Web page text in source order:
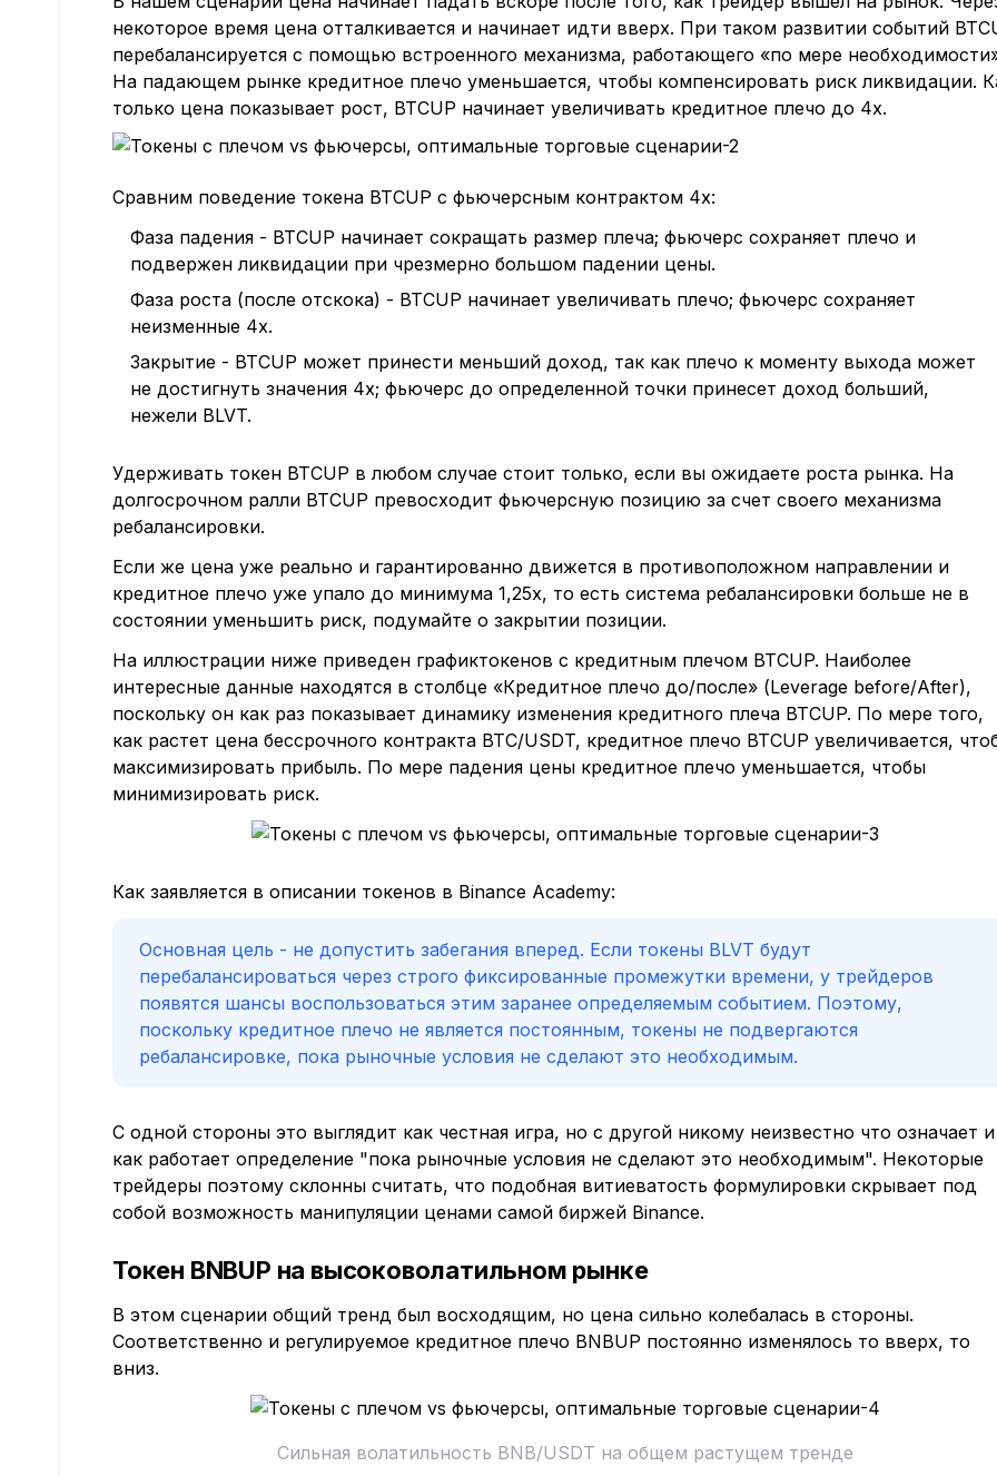
некоторое время цена отталкивается и начинает идти вверх. При таком развитии событий
перебалансируется с помощью встроенного механизма, работающего «по мере
На падающем рынке кредитное плечо уменьшается, чтобы компенсировать риск ликвидации.
только цена показывает рост, BTCUP начинает увеличивать кредитное плечо до 4x.
Сравним поведение токена BTCUP с фьючерсным контрактом 4x:
Фаза падения - BTCUP начинает сокращать размер плеча; фьючерс сохраняет плечо и
подвержен ликвидации при чрезмерно большом падении цены.
Фаза роста (после отскока) - BTCUP начинает увеличивать плечо; фьючерс сохраняет
неизменные 4x.
Закрытие - BTCUP может принести меньший доход, так как плечо к моменту выхода может
не достигнуть значения 4x; фьючерс до определенной точки принесет доход больший,
нежели BLVT.
Удерживать токен BTCUP в любом случае стоит только, если вы ожидаете роста рынка. На
долгосрочном ралли BTCUP превосходит фьючерсную позицию за счет своего механизма
ребалансировки.
Если же цена уже реально и гарантированно движется в противоположном направлении и
кредитное плечо уже упало до минимума 1,25x, то есть система ребалансировки больше не в
состоянии уменьшить риск, подумайте о закрытии позиции.
На иллюстрации ниже приведен графиктокенов с кредитным плечом BTCUP. Наиболее
интересные данные находятся в столбце «Кредитное плечо до/после» (Leverage before/After),
поскольку он как раз показывает динамику изменения кредитного плеча BTCUP. По мере того,
как растет цена бессрочного контракта BTC/USDT, кредитное плечо BTCUP увеличивается,
максимизировать прибыль. По мере падения цены кредитное плечо уменьшается, чтобы
минимизировать риск.
Как заявляется в описании токенов в Binance Academy:
Основная цель - не допустить забегания вперед. Если токены BLVT будут
перебалансироваться через строго фиксированные промежутки времени, у трейдеров
появятся шансы воспользоваться этим заранее определяемым событием. Поэтому,
поскольку кредитное плечо не является постоянным, токены не подвергаются
ребалансировке, пока рыночные условия не сделают это необходимым.
С одной стороны это выглядит как честная игра, но с другой никому неизвестно что означает и
как работает определение "пока рыночные условия не сделают это необходимым". Некоторые
трейдеры поэтому склонны считать, что подобная витиеватость формулировки скрывает под
собой возможность манипуляции ценами самой биржей Binance.
Токен BNBUP на высоковолатильном рынке
В этом сценарии общий тренд был восходящим, но цена сильно колебалась в стороны.
Соответственно и регулируемое кредитное плечо BNBUP постоянно изменялось то вверх, то
вниз.
Сильная волатильность BNB/USDT на общем растущем тренде